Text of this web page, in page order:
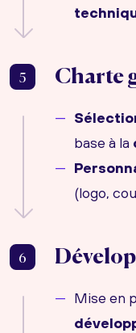
5 Charte
base à la
(logo,
6
Mise en